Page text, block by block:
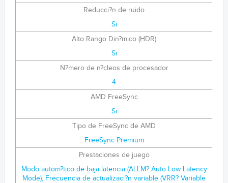
Reducci?n de ruido
Si
Alto Rango Din?mico (HDR)
Si
N?mero de n?cleos de procesador
4
AMD FreeSync
Si
Tipo de FreeSync de AMD
FreeSync Premium
Prestaciones de juego
Modo autom?tico de baja latencia (ALLM? Auto Low Latency
Mode), Frecuencia de actualizaci?n variable (VRR? Variable